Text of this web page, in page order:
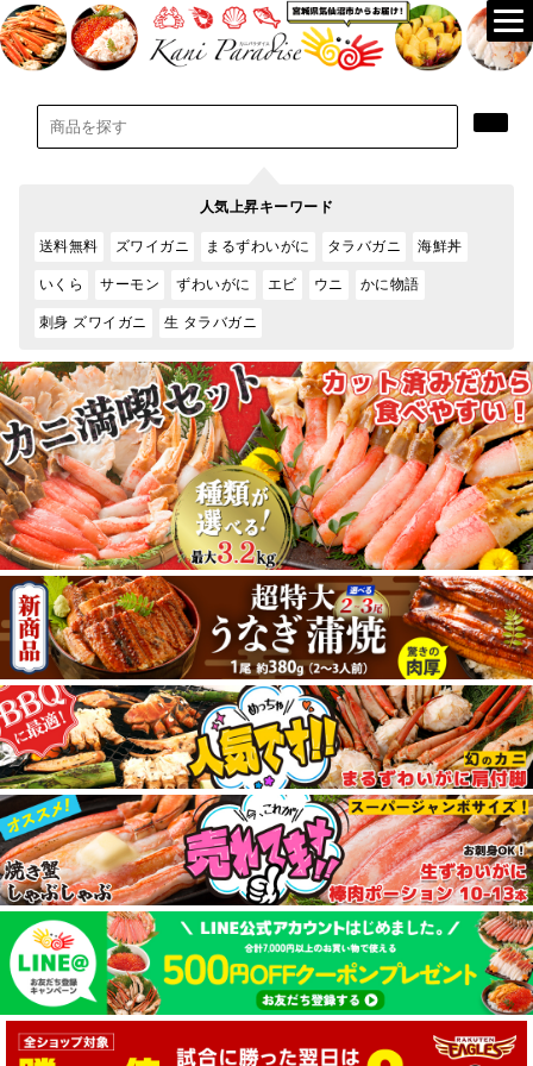
人気上昇キーワード
送料無料 ズワイガニ まるずわいがに タラバガニ 海鮮丼
いくら サーモン ずわいがに エビ ウニ かに物語
刺身 ズワイガニ 生 タラバガニ